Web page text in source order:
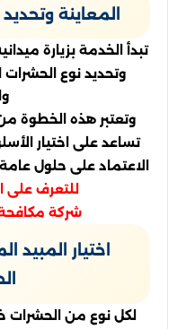
المعاينة
تبدأ الخدمة بزيارة
وتحديد نوع
وتعتبر هذه الخطوة
تساعد على اختيار
الاعتماد على حلول
للتعرف على
شركة
اختيار
لكل نوع من